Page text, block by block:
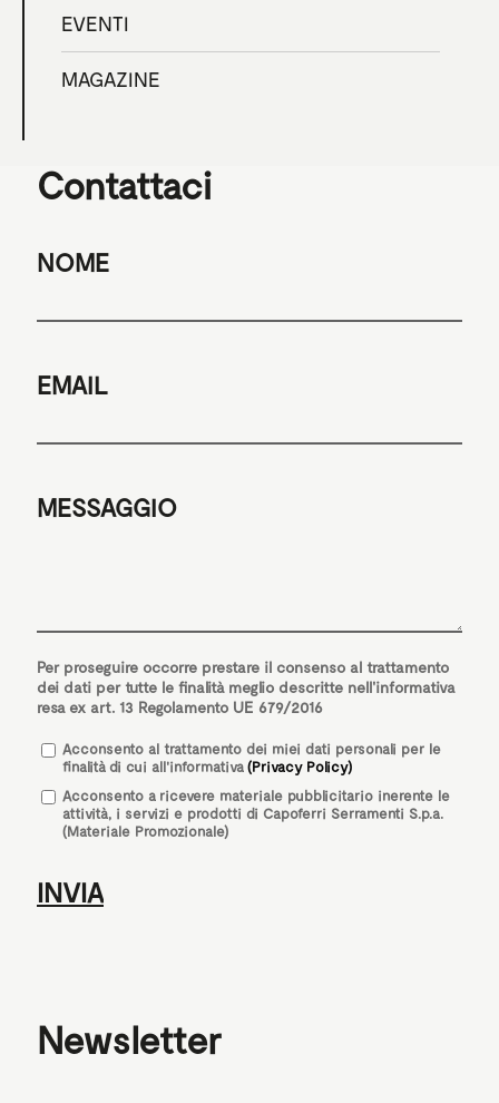
EVENTI
MAGAZINE
Contattaci
NOME
EMAIL
MESSAGGIO
Per proseguire occorre prestare il consenso al trattamento
dei dati per tutte le finalità meglio descritte nell'informativa
resa ex art. 13 Regolamento UE 679/2016
Acconsento al trattamento dei miei dati personali per le
finalità di cui all'informativa(Privacy Policy)
Acconsento a ricevere materiale pubblicitario inerente le
attività, i servizi e prodotti di Capoferri Serramenti S.p.a.
(Materiale Promozionale)
Newsletter